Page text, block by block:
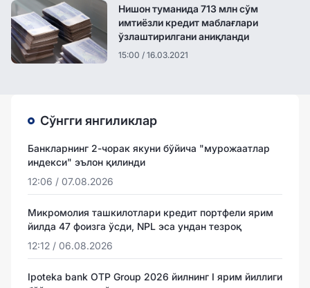
Нишон туманида 713 млн сўм
имтиёзли кредит маблағлари
ўзлаштирилгани аниқланди
15:00 / 16.03.2021
Сўнгги янгиликлар
Банкларнинг 2-чорак якуни бўйича "мурожаатлар
индекси" эълон қилинди
12:06 / 07.08.2026
Микромолия ташкилотлари кредит портфели ярим
йилда 47 фоизга ўсди, NPL эса ундан тезроқ
12:12 / 06.08.2026
Ipoteka bank OTP Group 2026 йилнинг I ярим йиллиги